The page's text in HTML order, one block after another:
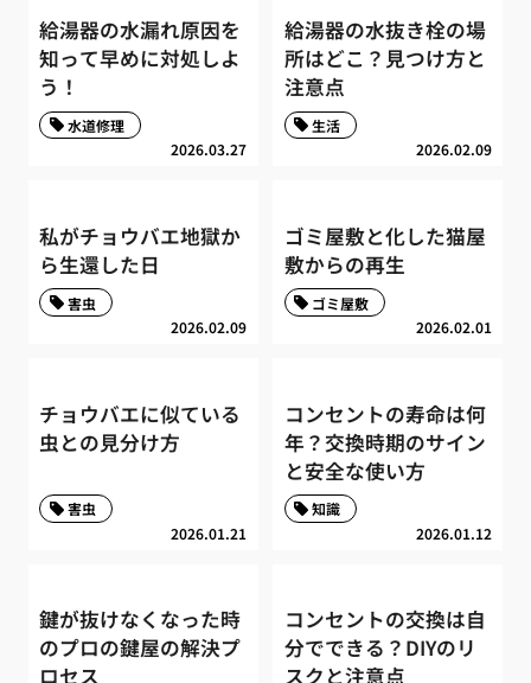
給湯器の水漏れ原因を
知って早めに対処しよ
う！
2026.03.27
水道修理
給湯器の水抜き栓の場
所はどこ？見つけ方と
注意点
2026.02.09
生活
私がチョウバエ地獄か
ら生還した日
2026.02.09
害虫
ゴミ屋敷と化した猫屋
敷からの再生
2026.02.01
ゴミ屋敷
チョウバエに似ている
虫との見分け方
2026.01.21
害虫
コンセントの寿命は何
年？交換時期のサイン
と安全な使い方
2026.01.12
知識
鍵が抜けなくなった時
のプロの鍵屋の解決プ
ロセス
コンセントの交換は自
分でできる？DIYのリ
スクと注意点